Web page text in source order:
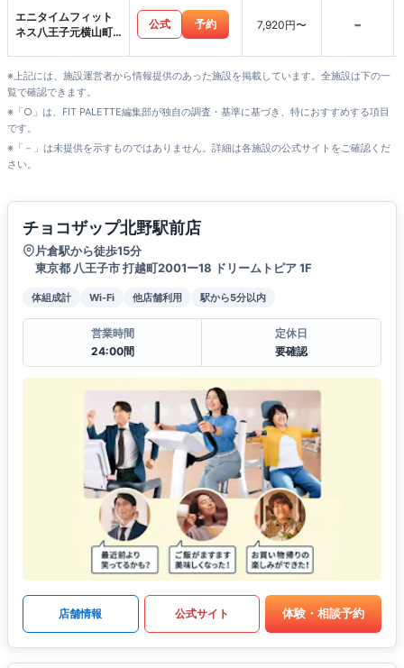
エニタイムフィット
ネス八王子元横山町
公式 予約 7,920円〜 -
※上記には、施設運営者から情報提供のあった施設を掲載しています。全施設は下の一
覧で確認できます。
※「○」は、FIT PALETTE編集部が独自の調査・基準に基づき、特におすすめする項目
です。
※「－」は未提供を示すものではありません。詳細は各施設の公式サイトをご確認くだ
さい。
チョコザップ北野駅前店
片倉駅から徒歩15分
東京都 八王子市 打越町2001ー18 ドリームトピア 1F
体組成計 Wi-Fi 他店舗利用 駅から5分以内
営業時間
24:00間
定休日
要確認
店舗情報 公式サイト 体験・相談予約